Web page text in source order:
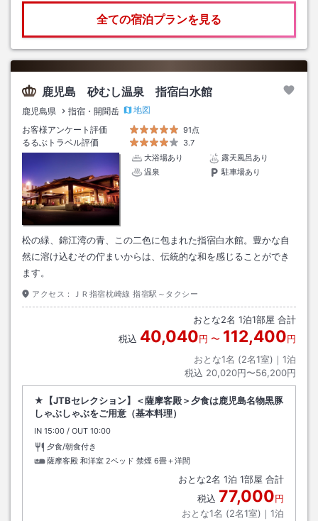
全ての宿泊プランを見る
鹿児島 砂むし温泉 指宿白水館
鹿児島県 指宿・開聞岳
地図
お客様アンケート評価
91点
るるぶトラベル評価
3.7
大浴場あり
露天風呂あり
温泉
駐車場あり
松の緑、錦江湾の青、この二色に包まれた指宿白水館。豊かな自
然に溶け込むその佇まいからは、伝統的な和を感じることができ
ます。
アクセス： ＪＲ指宿枕崎線 指宿駅～タクシー
おとな2名 1泊1部屋 合計
税込 40,040円 〜 112,400円
おとな1名 (2名1室)｜ 1泊
税込 20,020円〜56,200円
★【JTBセレクション】＜薩摩客殿＞夕食は鹿児島名物黒豚
しゃぶしゃぶをご用意（基本料理）
IN チェックイン
15:00 / OUT チェックアウト
10:00
夕食/朝食付き
薩摩客殿 和洋室 2ベッド 禁煙 6畳＋洋間
おとな2名 1泊 1部屋 合計
税込 77,000円
おとな1名 (2名1室)｜ 1泊